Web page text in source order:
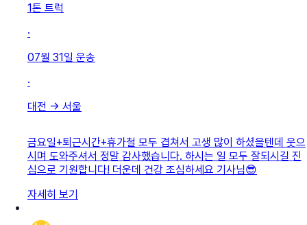
1톤 트럭
·
07월 31일 운송
·
대전 → 서울
금요일+퇴근시간+휴가철 모두 겹쳐서 고생 많이 하셨을텐데 웃으
시며 도와주셔서 정말 감사했습니다. 하시는 일 모두 잘되시길 진
심으로 기원합니다! 더운데 건강 조심하세요 기사님😎
자세히 보기